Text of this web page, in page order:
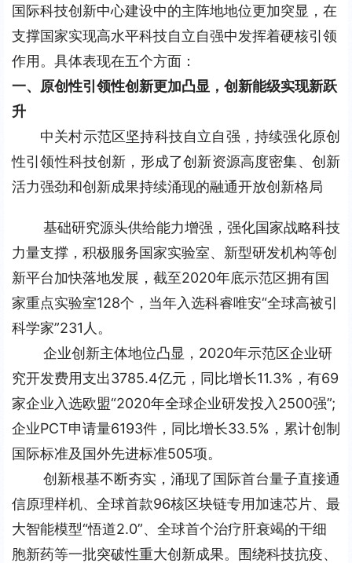
国际科技创新中心建设中的主阵地地位更加突显，在
支撑国家实现高水平科技自立自强中发挥着硬核引领
作用。具体表现在五个方面：
一、原创性引领性创新更加凸显，创新能级实现新跃
升
中关村示范区坚持科技自立自强，持续强化原创
性引领性科技创新，形成了创新资源高度密集、创新
活力强劲和创新成果持续涌现的融通开放创新格局
基础研究源头供给能力增强，强化国家战略科技
力量支撑，积极服务国家实验室、新型研发机构等创
新平台加快落地发展，截至2020年底示范区拥有国
家重点实验室128个，当年入选科睿唯安“全球高被引
科学家”231人。
企业创新主体地位凸显，2020年示范区企业研
究开发费用支出3785.4亿元，同比增长11.3%，有69
家企业入选欧盟“2020年全球企业研发投入2500强”;
企业PCT申请量6193件，同比增长33.5%，累计创制
国际标准及国外先进标准505项。
创新根基不断夯实，涌现了国际首台量子直接通
信原理样机、全球首款96核区块链专用加速芯片、最
大智能模型“悟道2.0”、全球首个治疗肝衰竭的干细
胞新药等一批突破性重大创新成果。围绕科技抗疫、